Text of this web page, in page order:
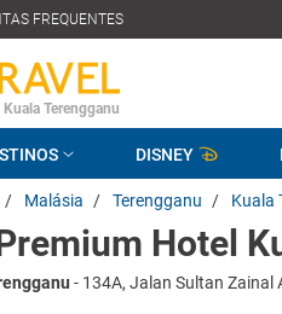
FREQUENTES
Terengganu
DISNEY
/ Malásia / Terengganu / Kuala
Hotel
- 134A, Jalan Sultan Zainal